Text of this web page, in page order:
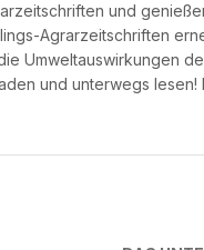
und
Agrarzeitschriften
Umweltauswirkungen
und unterwegs lesen!